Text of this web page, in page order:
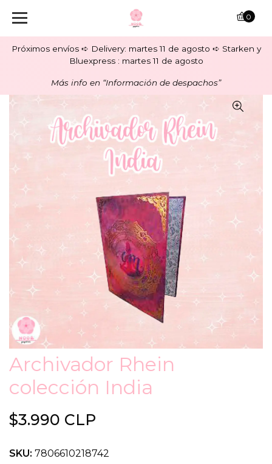
Próximos envíos ➪ Delivery: martes 11 de agosto ➪ Starken y
Bluexpress : martes 11 de agosto
Más info en “Información de despachos”
0
Archivador Rhein
colección India
$3.990 CLP
SKU: 7806610218742